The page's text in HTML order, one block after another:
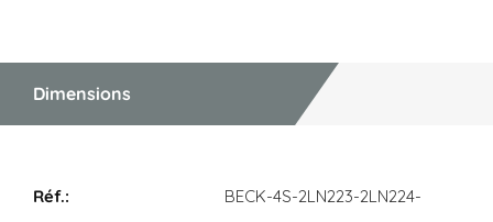
Dimensions
BECK-4S-2LN223-2LN224-